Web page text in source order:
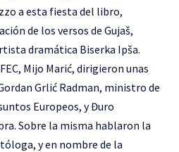
a esta fiesta del libro,
de los versos de Gujaš,
dramática Biserka Ipša.
Mijo Marić, dirigieron unas
Grlić Radman, ministro de
Europeos, y Đuro
Sobre la misma hablaron la
y en nombre de la